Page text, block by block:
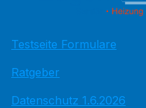
Testseite Formulare
Ratgeber
Datenschutz 1.6.2026